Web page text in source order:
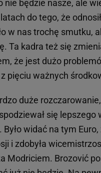
nie będzie nasze, ale
do tego, że
w nas trochę smutku,
Ta kadra też się
że jest dużo
pięciu ważnych
duże
się
widać na tym
i zdobyła
Modriciem. Brozović